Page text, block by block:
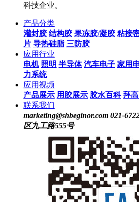
科技企业。
产品分类
灌封胶 结构胶 果冻胶/凝胶 粘接
片 导热硅脂 三防胶
应用行业
电机 照明 半导体 汽车电子 家用
力系统
应用视频
产品展示 用胶展示 胶水百科 拜
联系我们
marketing@shbeginor.com 021-
区九工路555号